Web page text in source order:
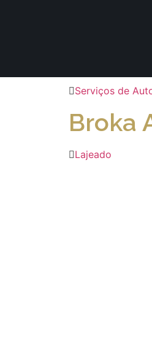
Serviços de
Broka
Lajeado